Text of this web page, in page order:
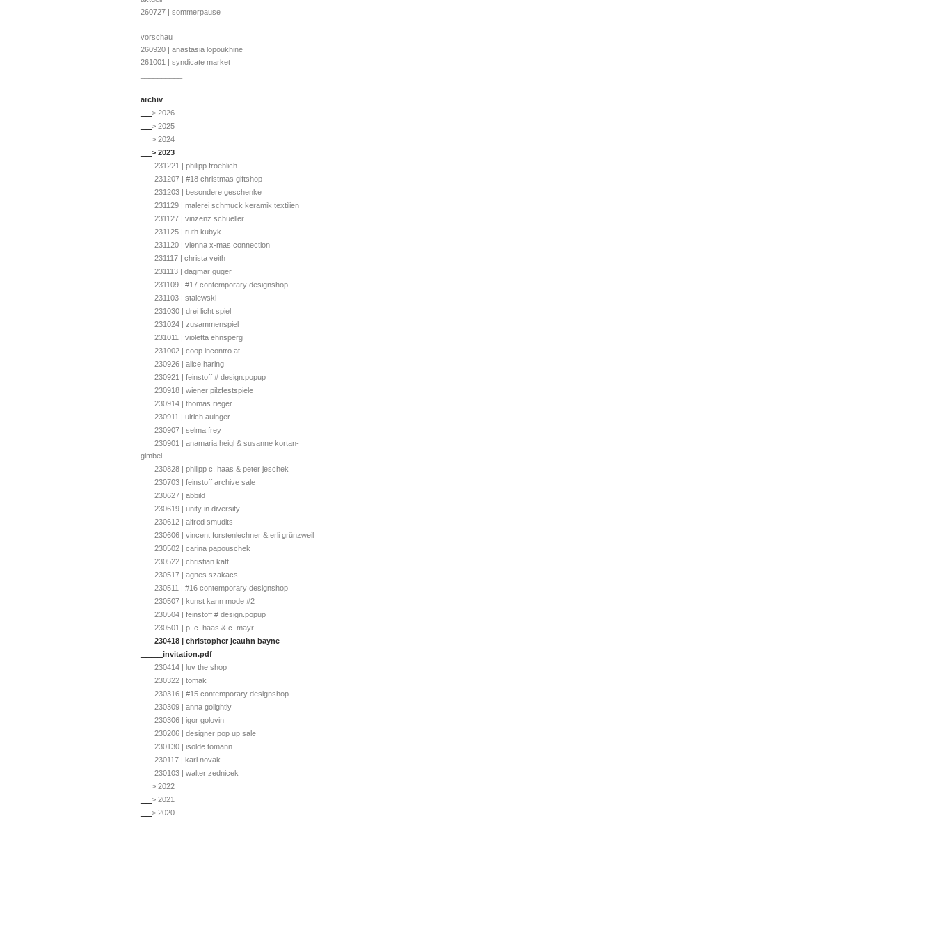
260727 | sommerpause
vorschau
260920 | anastasia lopoukhine
261001 | syndicate market
archiv
> 2026
> 2025
> 2024
> 2023
231221 | philipp froehlich
231207 | #18 christmas giftshop
231203 | besondere geschenke
231129 | malerei schmuck keramik textilien
231127 | vinzenz schueller
231125 | ruth kubyk
231120 | vienna x-mas connection
231117 | christa veith
231113 | dagmar guger
231109 | #17 contemporary designshop
231103 | stalewski
231030 | drei licht spiel
231024 | zusammenspiel
231011 | violetta ehnsperg
231002 | coop.incontro.at
230926 | alice haring
230921 | feinstoff # design.popup
230918 | wiener pilzfestspiele
230914 | thomas rieger
230911 | ulrich auinger
230907 | selma frey
230901 | anamaria heigl & susanne kortan-
gimbel
230828 | philipp c. haas & peter jeschek
230703 | feinstoff archive sale
230627 | abbild
230619 | unity in diversity
230612 | alfred smudits
230606 | vincent forstenlechner & erli grünzweil
230502 | carina papouschek
230522 | christian katt
230517 | agnes szakacs
230511 | #16 contemporary designshop
230507 | kunst kann mode #2
230504 | feinstoff # design.popup
230501 | p. c. haas & c. mayr
230418 | christopher jeauhn bayne
invitation.pdf
230414 | luv the shop
230322 | tomak
230316 | #15 contemporary designshop
230309 | anna golightly
230306 | igor golovin
230206 | designer pop up sale
230130 | isolde tomann
230117 | karl novak
230103 | walter zednicek
> 2022
> 2021
> 2020